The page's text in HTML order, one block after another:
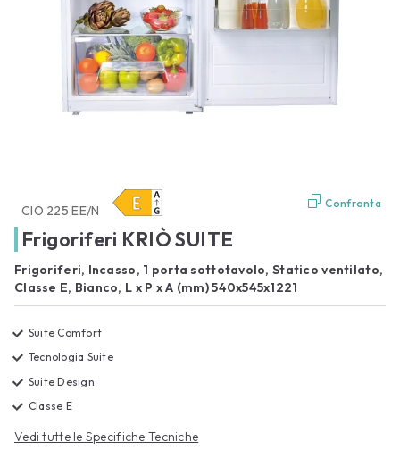
Confronta
CIO 225 EE/N
Frigoriferi KRIÒ SUITE
Frigoriferi, Incasso, 1 porta sottotavolo, Statico ventilato,
Classe E, Bianco, L x P x A (mm) 540x545x1221
Suite Comfort
Tecnologia Suite
Suite Design
Classe E
Vedi tutte le Specifiche Tecniche